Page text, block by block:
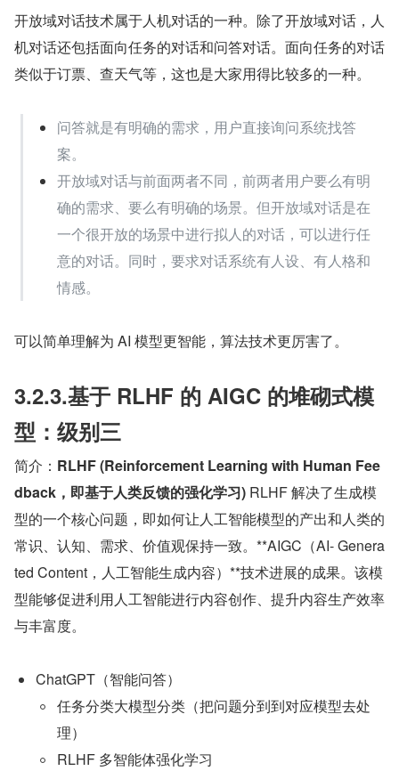
开放域对话技术属于人机对话的一种。除了开放域对话，人
机对话还包括面向任务的对话和问答对话。面向任务的对话
类似于订票、查天气等，这也是大家用得比较多的一种。
问答就是有明确的需求，用户直接询问系统找答
案。
开放域对话与前面两者不同，前两者用户要么有明
确的需求、要么有明确的场景。但开放域对话是在
一个很开放的场景中进行拟人的对话，可以进行任
意的对话。同时，要求对话系统有人设、有人格和
情感。
可以简单理解为 AI 模型更智能，算法技术更厉害了。
3.2.3.基于 RLHF 的 AIGC 的堆砌式模
型：级别三
简介： RLHF (Reinforcement Learning with Human Fee
dback，即基于人类反馈的强化学习) RLHF 解决了生成模
型的一个核心问题，即如何让人工智能模型的产出和人类的
常识、认知、需求、价值观保持一致。**AIGC（AI- Genera
ted Content，人工智能生成内容）**技术进展的成果。该模
型能够促进利用人工智能进行内容创作、提升内容生产效率
与丰富度。
ChatGPT（智能问答）
任务分类大模型分类（把问题分到到对应模型去处
理）
RLHF 多智能体强化学习